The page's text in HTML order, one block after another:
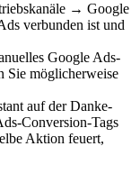
→ Google
verbunden ist und
Google Ads-
Sie möglicherweise
auf der Danke-
Conversion-Tags
Aktion feuert,